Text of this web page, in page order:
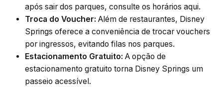
após sair dos parques, consulte os horários aqui.
Troca do Voucher: Além de restaurantes, Disney
Springs oferece a conveniência de trocar vouchers
por ingressos, evitando filas nos parques.
Estacionamento Gratuito: A opção de
estacionamento gratuito torna Disney Springs um
passeio acessível.